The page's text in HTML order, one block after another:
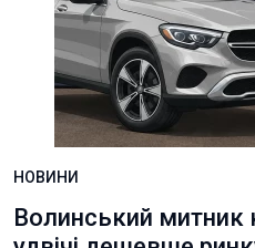
НОВИНИ
Волинський митник